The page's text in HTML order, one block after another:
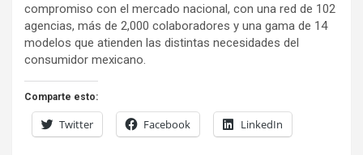
compromiso con el mercado nacional, con una red de 102
agencias, más de 2,000 colaboradores y una gama de 14
modelos que atienden las distintas necesidades del
consumidor mexicano.
Comparte esto:
Twitter Facebook LinkedIn